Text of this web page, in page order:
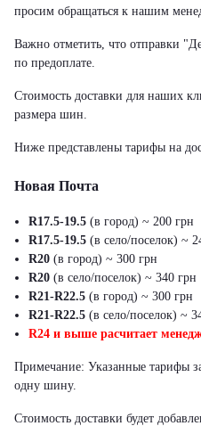
просим обращаться к нашим
Важно отметить, что отправки
по предоплате.
Стоимость доставки для наших
размера шин.
Ниже представлены тарифы на
Новая Почта
R17.5-19.5 (в город) ~ 200 грн
R17.5-19.5 (в село/поселок) ~
R20 (в город) ~ 300 грн
R20 (в село/поселок) ~ 340 грн
R21-R22.5 (в город) ~ 300 грн
R21-R22.5 (в село/поселок) ~
R24 и выше расчитает
Примечание: Указанные тарифы
одну шину.
Стоимость доставки будет